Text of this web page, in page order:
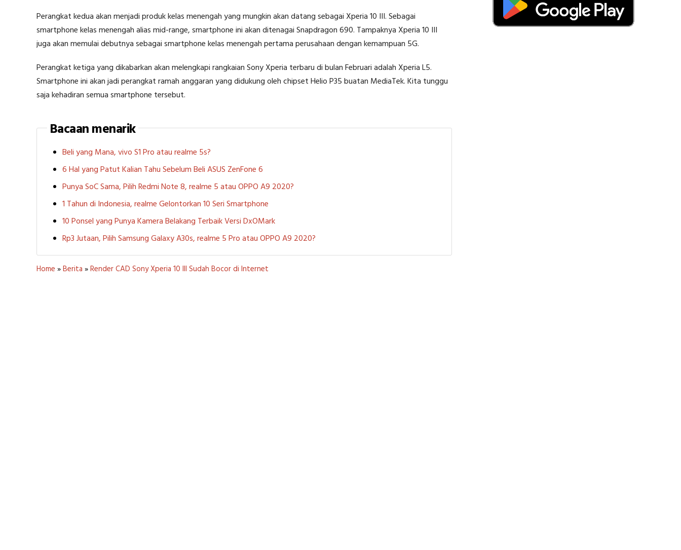
Perangkat kedua akan menjadi produk kelas menengah yang mungkin akan datang sebagai Xperia 10 III. Sebagai
smartphone kelas menengah alias mid-range, smartphone ini akan ditenagai Snapdragon 690. Tampaknya Xperia 10 III
juga akan memulai debutnya sebagai smartphone kelas menengah pertama perusahaan dengan kemampuan 5G.
Perangkat ketiga yang dikabarkan akan melengkapi rangkaian Sony Xperia terbaru di bulan Februari adalah Xperia L5.
Smartphone ini akan jadi perangkat ramah anggaran yang didukung oleh chipset Helio P35 buatan MediaTek. Kita tunggu
saja kehadiran semua smartphone tersebut.
Bacaan menarik
Beli yang Mana, vivo S1 Pro atau realme 5s?
6 Hal yang Patut Kalian Tahu Sebelum Beli ASUS ZenFone 6
Punya SoC Sama, Pilih Redmi Note 8, realme 5 atau OPPO A9 2020?
1 Tahun di Indonesia, realme Gelontorkan 10 Seri Smartphone
10 Ponsel yang Punya Kamera Belakang Terbaik Versi DxOMark
Rp3 Jutaan, Pilih Samsung Galaxy A30s, realme 5 Pro atau OPPO A9 2020?
Home »Berita »Render CAD Sony Xperia 10 III Sudah Bocor di Internet